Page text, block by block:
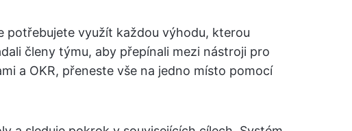
potřebujete využít každou výhodu, kterou
členy týmu, aby přepínali mezi nástroji pro
a OKR, přeneste vše na jedno místo pomocí